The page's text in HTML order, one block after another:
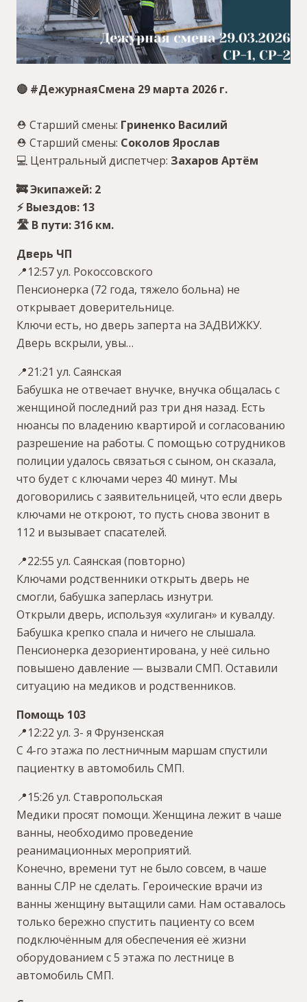
🔴 #ДежурнаяСмена 29 марта 2026 г.
⛑ Старший смены: Гриненко Василий
⛑ Старший смены: Соколов Ярослав
💻 Центральный диспетчер: Захаров Артём
🚒 Экипажей: 2
⚡️ Выездов: 13
🛣 В пути: 316 км.
Дверь ЧП
📍12:57 ул. Рокоссовского
Пенсионерка (72 года, тяжело больна) не
открывает доверительнице.
Ключи есть, но дверь заперта на ЗАДВИЖКУ.
Дверь вскрыли, увы…
📍21:21 ул. Саянская
Бабушка не отвечает внучке, внучка общалась с
женщиной последний раз три дня назад. Есть
нюансы по владению квартирой и согласованию
разрешение на работы. С помощью сотрудников
полиции удалось связаться с сыном, он сказала,
что будет с ключами через 40 минут. Мы
договорились с заявительницей, что если дверь
ключами не откроют, то пусть снова звонит в
112 и вызывает спасателей.
📍22:55 ул. Саянская (повторно)
Ключами родственники открыть дверь не
смогли, бабушка заперлась изнутри.
Открыли дверь, используя «хулиган» и кувалду.
Бабушка крепко спала и ничего не слышала.
Пенсионерка дезориентирована, у неё сильно
повышено давление — вызвали СМП. Оставили
ситуацию на медиков и родственников.
Помощь 103
📍12:22 ул. 3- я Фрунзенская
С 4-го этажа по лестничным маршам спустили
пациентку в автомобиль СМП.
📍15:26 ул. Ставропольская
Медики просят помощи. Женщина лежит в чаше
ванны, необходимо проведение
реанимационных мероприятий.
Конечно, времени тут не было совсем, в чаше
ванны СЛР не сделать. Героические врачи из
ванны женщину вытащили сами. Нам оставалось
только бережно спустить пациенту со всем
подключённым для обеспечения её жизни
оборудованием с 5 этажа по лестнице в
автомобиль СМП.